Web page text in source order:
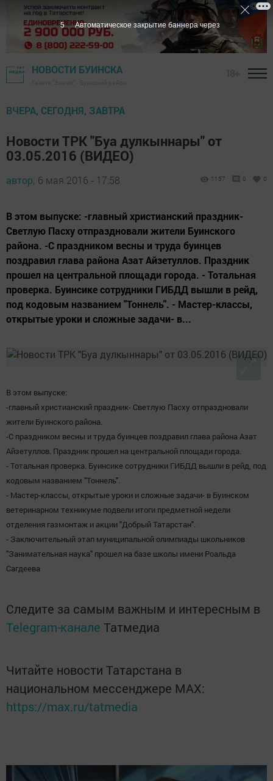
НОВОСТИ БУИНСКА
ВЧЕРА, СЕГОДНЯ, ЗАВТРА
Новости ТРК "Буа дулкыннары" от
03.05.2016 (ВИДЕО)
автор, 6 мая 2016 - 17:58 1157 0 0
В этом выпуске: -главный христианский праздник-
Светлую Пасху отпраздновали жители Буинского
района. -С праздником весны и труда буинцев
поздравил глава района Азат Айзетуллов. Праздник
прошел на центральной площади города. - Тотальная
проверка. Буинсике сотрудники ГИБДД вышли в рейд,
под кодовым названием "Тоннель". - Мастер-классы,
открытые уроки и сложные задачи- в...
В этом выпуске:
-главный христианский праздник- Светлую Пасху отпраздновали
жители Буинского района.
-С праздником весны и труда буинцев поздравил глава района Азат
Айзетуллов. Праздник прошел на центральной площади города.
- Тотальная проверка. Буинсике сотрудники ГИБДД вышли в рейд, под
кодовым названием "Тоннель".
- Мастер-классы, открытые уроки и сложные задачи- в Буинском
ветеринарном техникуме подвели итоги предметной недели
отделения газмонтаж и акции "Добрый Татарстан".
- Заключительный этап муниципальной олимпиады школьников
"Занимательная наука" прошел на базе школы имени Роальда
Сагдеева
Следите за самым важным и интересным в
Telegram-канале Татмедиа
Читайте новости Татарстана в
национальном мессенджере MАХ:
https://max.ru/tatmedia
5 Автоматическое закрытие баннера через